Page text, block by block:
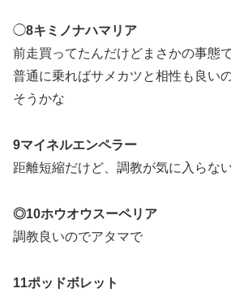
◯8キミノナハマリア
前走買ってたんだけどまさかの事態
普通に乗ればサメカツと相性も良い
そうかな
9マイネルエンペラー
距離短縮だけど、調教が気に入らな
◎10ホウオウスーペリア
調教良いのでアタマで
11ポッドボレット